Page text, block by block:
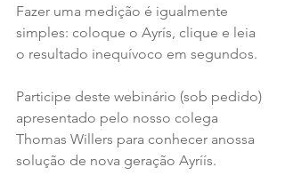
Fazer uma medição é igualmente
simples: coloque o Ayrís, clique e leia
o resultado inequívoco em segundos.
Participe deste webinário (sob pedido)
apresentado pelo nosso colega
Thomas Willers para conhecer anossa
solução de nova geração Ayríís.